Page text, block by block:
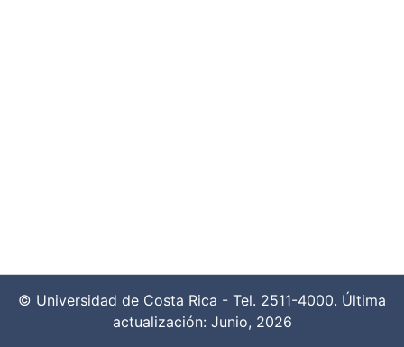
© Universidad de Costa Rica - Tel. 2511-4000. Última
actualización: Junio, 2026